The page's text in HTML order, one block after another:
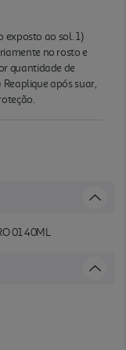
exposto ao sol. 1)
no rosto e
quantidade de
após suar,
01 40ML